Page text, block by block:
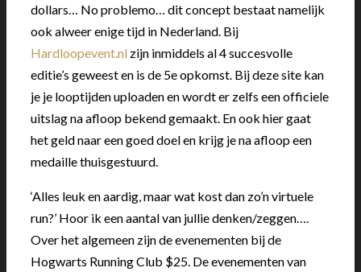
dollars… No problemo… dit concept bestaat namelijk
ook alweer enige tijd in Nederland. Bij
Hardloopevent.nl zijn inmiddels al 4 succesvolle
editie’s geweest en is de 5e opkomst. Bij deze site kan
je je looptijden uploaden en wordt er zelfs een officiele
uitslag na afloop bekend gemaakt. En ook hier gaat
het geld naar een goed doel en krijg je na afloop een
medaille thuisgestuurd.
‘Alles leuk en aardig, maar wat kost dan zo’n virtuele
run?’ Hoor ik een aantal van jullie denken/zeggen….
Over het algemeen zijn de evenementen bij de
Hogwarts Running Club $25. De evenementen van